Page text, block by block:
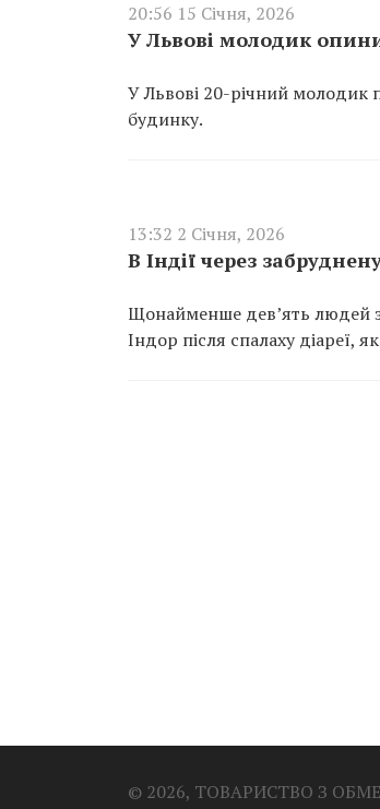
20:56 15 Січня, 2026
У Львові молодик
У Львові 20-річний молодик
будинку.
13:32 2 Січня, 2026
В Індії через
Щонайменше дев’ять людей
Індор після спалаху діареї,
© 2026, ТОВАРИСТВО З